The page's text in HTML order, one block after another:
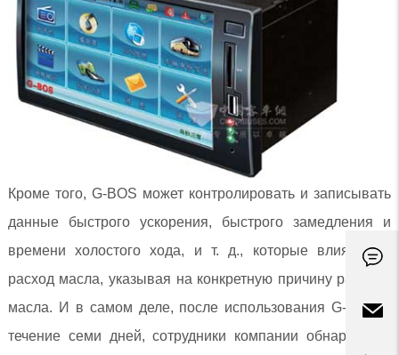
Кроме того, G-BOS может контролировать и записывать
данные быстрого ускорения, быстрого замедления и
времени холостого хода, и т. д., которые влияют на
расход масла, указывая на конкретную причину расхода
масла. И в самом деле, после использования G-BOS в
течение семи дней, сотрудники компании обнаружили,